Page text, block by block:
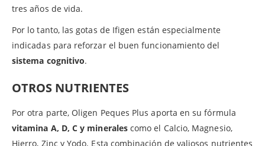
tres años de vida.
Por lo tanto, las gotas de Ifigen están especialmente
indicadas para reforzar el buen funcionamiento del
sistema cognitivo.
OTROS NUTRIENTES
Por otra parte, Oligen Peques Plus aporta en su fórmula
vitamina A, D, C y mineralescomo el Calcio, Magnesio,
Hierro, Zinc y Yodo. Esta combinación de valiosos nutrientes